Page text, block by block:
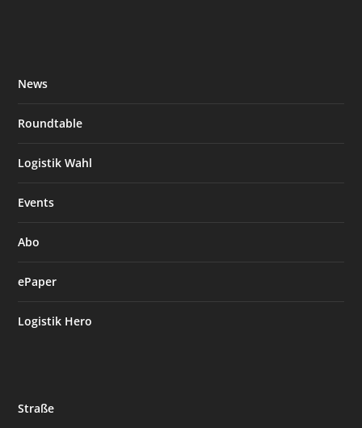
News
Roundtable
Logistik Wahl
Events
Abo
ePaper
Logistik Hero
Straße